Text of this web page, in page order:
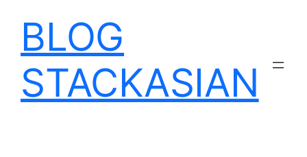
contentBLOG
STACKASIAN